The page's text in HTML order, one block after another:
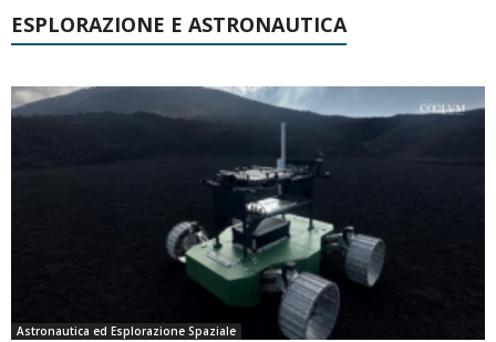
ESPLORAZIONE E ASTRONAUTICA
Astronautica ed Esplorazione Spaziale